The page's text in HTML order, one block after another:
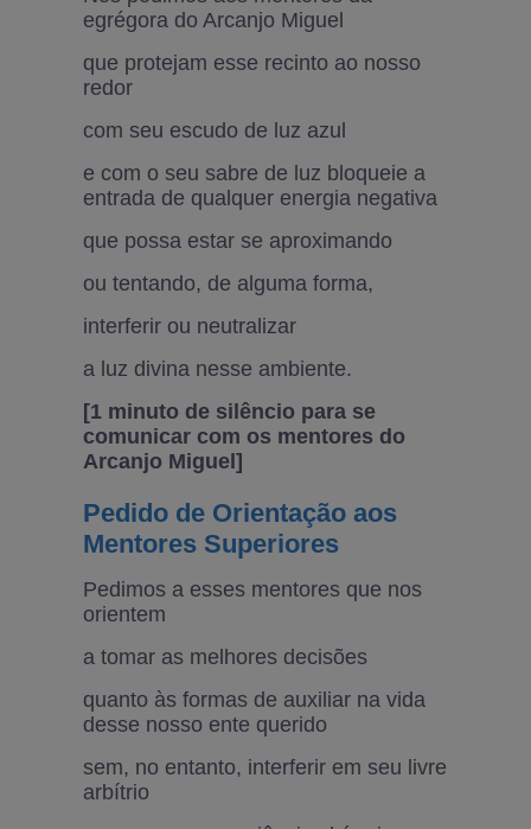
egrégora do Arcanjo Miguel
que protejam esse recinto ao nosso
redor
com seu escudo de luz azul
e com o seu sabre de luz bloqueie a
entrada de qualquer energia negativa
que possa estar se aproximando
ou tentando, de alguma forma,
interferir ou neutralizar
a luz divina nesse ambiente.
[1 minuto de silêncio para se
comunicar com os mentores do
Arcanjo Miguel]
Pedido de Orientação aos
Mentores Superiores
Pedimos a esses mentores que nos
orientem
a tomar as melhores decisões
quanto às formas de auxiliar na vida
desse nosso ente querido
sem, no entanto, interferir em seu livre
arbítrio